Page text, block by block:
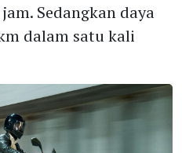
Sedangkan daya
dalam satu kali